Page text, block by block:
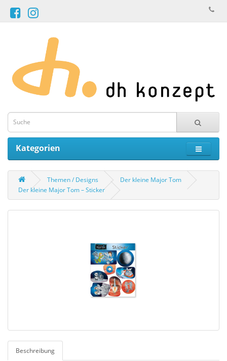
Kategorien
Themen / Designs
Der kleine Major Tom
Der kleine Major Tom – Sticker
Beschreibung